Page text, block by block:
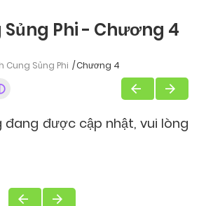
Phi - Chương 4
Cung Sủng Phi Chương 4
đang được cập nhật, vui lòng